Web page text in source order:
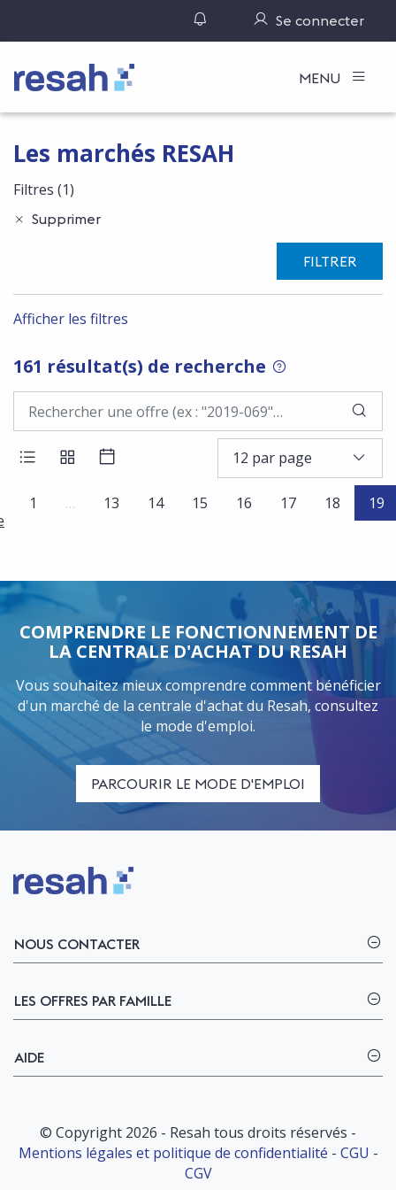
Gérer ses notifications
Se connecter
Logo Resah MENU
Les marchés RESAH
Filtres (1)
Supprimer
FILTRER
Afficher les filtres
161 résultat(s) de recherche
AFFICHER LES RÉSULTATS EN LISTE
AFFICHER LES RÉSULTATS EN BLOCS
AFFICHER LES RÉSULTATS SOUS
12 par page
1 … 13 14 15 16 17 18 19
COMPRENDRE LE FONCTIONNEMENT DE
LA CENTRALE D'ACHAT DU RESAH
Vous souhaitez mieux comprendre comment bénéficier
d'un marché de la centrale d'achat du Resah, consultez
le mode d'emploi.
PARCOURIR LE MODE D'EMPLOI
Logo Resah
NOUS CONTACTER
LES OFFRES PAR FAMILLE
AIDE
© Copyright 2026 - Resah tous droits réservés -
Mentions légales et politique de confidentialité - CGU -
CGV